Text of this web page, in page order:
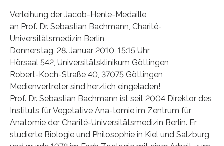
Verleihung der Jacob-Henle-Medaille
an Prof. Dr. Sebastian Bachmann, Charité-
Universitätsmedizin Berlin
Donnerstag, 28. Januar 2010, 15:15 Uhr
Hörsaal 542, Universitätsklinikum Göttingen
Robert-Koch-Straße 40, 37075 Göttingen
Medienvertreter sind herzlich eingeladen!
Prof. Dr. Sebastian Bachmann ist seit 2004 Direktor des
Instituts für Vegetative Ana-tomie im Zentrum für
Anatomie der Charité-Universitätsmedizin Berlin. Er
studierte Biologie und Philosophie in Kiel und Salzburg